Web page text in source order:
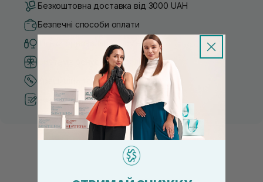
Безкоштовна доставка від 3000 UAH
Безпечні способи оплати
Тільки оригінальна косметика
Система бонусів та лояльності
Кращі ціни та топ товари
Рекомендації від косметологів